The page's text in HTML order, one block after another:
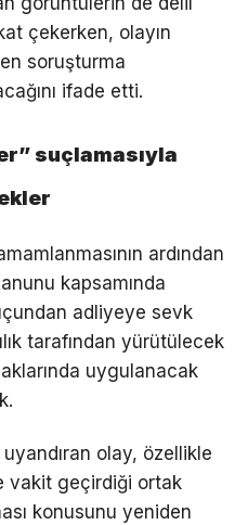
çekerken, olayın
soruşturma
ifade etti.
suçlamasıyla
ardından
kapsamında
adliyeye sevk
tarafından yürütülecek
uygulanacak
olay, özellikle
vakit geçirdiği ortak
konusunu yeniden